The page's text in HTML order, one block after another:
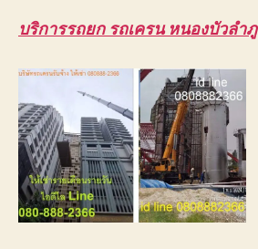
บริการรถยก รถเครน หนองบัวลำภู